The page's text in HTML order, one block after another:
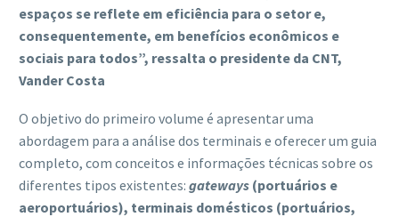
espaços se reflete em eficiência para o setor e,
consequentemente, em benefícios econômicos e
sociais para todos”, ressalta o presidente da CNT,
Vander Costa
O objetivo do primeiro volume é apresentar uma
abordagem para a análise dos terminais e oferecer um guia
completo, com conceitos e informações técnicas sobre os
diferentes tipos existentes: gateways (portuários e
aeroportuários), terminais domésticos (portuários,